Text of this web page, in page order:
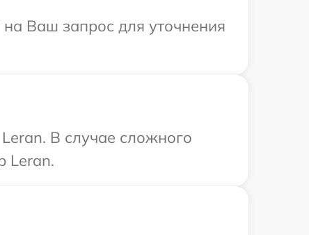
на Ваш запрос для уточнения
В случае сложного
Leran.